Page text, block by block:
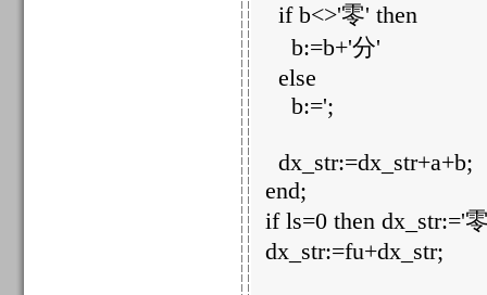
if b<>'零' then
b:=b+'分'
else
b:=';
dx_str:=dx_str+a+b;
end;
if ls=0 then dx_str:='
dx_str:=fu+dx_str;